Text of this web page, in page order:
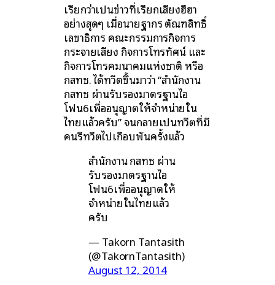
เรียกว่าเป็นข่าวที่เรียกเสียงฮืฮา
อย่างสุดๆ เมื่อนายฐากร ตัณฑสิทธิ์
เลขาธิการ คณะกรรมการกิจการ
กระจายเสียง กิจการโทรทัศน์ และ
กิจการโทรคมนาคมแห่งชาติ หรือ
กสทช. ได้ทวีตขึ้นมาว่า “สำนักงาน
กสทช ผ่านรับรองมาตรฐานไอ
โฟน6เพื่ออนุญาตให้จำหน่ายใน
ไทยแล้วครับ” จนกลายเป็นทวีตที่มี
คนรีทวีตไปเกือบพันครั้งแล้ว
สำนักงาน กสทช ผ่าน
รับรองมาตรฐานไอ
โฟน6เพื่ออนุญาตให้
จำหน่ายในไทยแล้ว
ครับ
— Takorn Tantasith
(@TakornTantasith)
August 12, 2014